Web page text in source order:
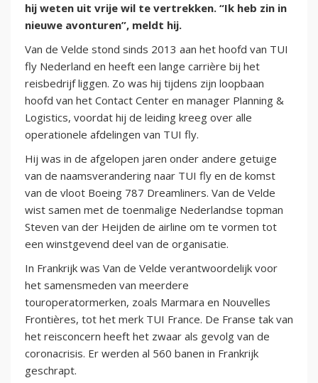
hij weten uit vrije wil te vertrekken. “Ik heb zin in
nieuwe avonturen”, meldt hij.
Van de Velde stond sinds 2013 aan het hoofd van TUI
fly Nederland en heeft een lange carrière bij het
reisbedrijf liggen. Zo was hij tijdens zijn loopbaan
hoofd van het Contact Center en manager Planning &
Logistics, voordat hij de leiding kreeg over alle
operationele afdelingen van TUI fly.
Hij was in de afgelopen jaren onder andere getuige
van de naamsverandering naar TUI fly en de komst
van de vloot Boeing 787 Dreamliners. Van de Velde
wist samen met de toenmalige Nederlandse topman
Steven van der Heijden de airline om te vormen tot
een winstgevend deel van de organisatie.
In Frankrijk was Van de Velde verantwoordelijk voor
het samensmeden van meerdere
touroperatormerken, zoals Marmara en Nouvelles
Frontières, tot het merk TUI France. De Franse tak van
het reisconcern heeft het zwaar als gevolg van de
coronacrisis. Er werden al 560 banen in Frankrijk
geschrapt.